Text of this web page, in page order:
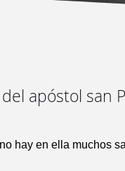
apóstol san
hay en ella muchos